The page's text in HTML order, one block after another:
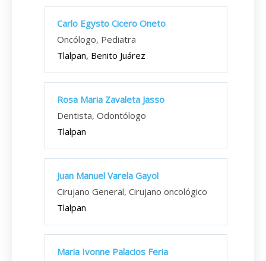
Carlo Egysto Cicero Oneto
Oncólogo, Pediatra
Tlalpan, Benito Juárez
Rosa Maria Zavaleta Jasso
Dentista, Odontólogo
Tlalpan
Juan Manuel Varela Gayol
Cirujano General, Cirujano oncológico
Tlalpan
Maria Ivonne Palacios Feria